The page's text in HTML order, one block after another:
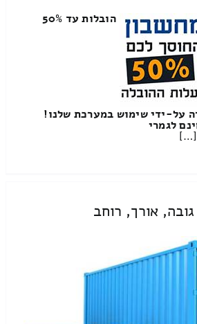
הובלות עד 50%
על-ידי שימוש במערכת שלנו!
לגמרי
[…]
אורך, רוחב